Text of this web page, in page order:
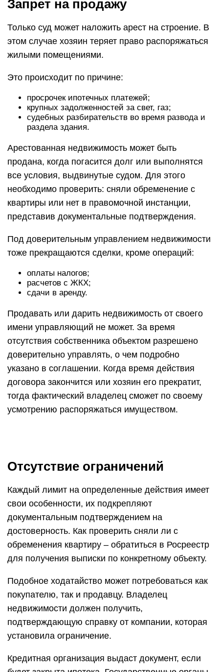
Запрет на продажу
Только суд может наложить арест на строение. В
этом случае хозяин теряет право распоряжаться
жилыми помещениями.
Это происходит по причине:
просрочек ипотечных платежей;
крупных задолженностей за свет, газ;
судебных разбирательств во время развода и
раздела здания.
Арестованная недвижимость может быть
продана, когда погасится долг или выполнятся
все условия, выдвинутые судом. Для этого
необходимо проверить: сняли обременение с
квартиры или нет в правомочной инстанции,
представив документальные подтверждения.
Под доверительным управлением недвижимости
тоже прекращаются сделки, кроме операций:
оплаты налогов;
расчетов с ЖКХ;
сдачи в аренду.
Продавать или дарить недвижимость от своего
имени управляющий не может. За время
отсутствия собственника объектом разрешено
доверительно управлять, о чем подробно
указано в соглашении. Когда время действия
договора закончится или хозяин его прекратит,
тогда фактический владелец сможет по своему
усмотрению распоряжаться имуществом.
Отсутствие ограничений
Каждый лимит на определенные действия имеет
свои особенности, их подкрепляют
документальным подтверждением на
достоверность. Как проверить сняли ли с
обременения квартиру – обратиться в Росреестр
для получения выписки по конкретному объекту.
Подобное ходатайство может потребоваться как
покупателю, так и продавцу. Владелец
недвижимости должен получить,
подтверждающую справку от компании, которая
установила ограничение.
Кредитная организация выдаст документ, если